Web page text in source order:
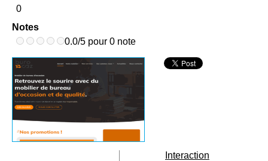
0
Notes
0.0/5 pour 0 note
Interaction